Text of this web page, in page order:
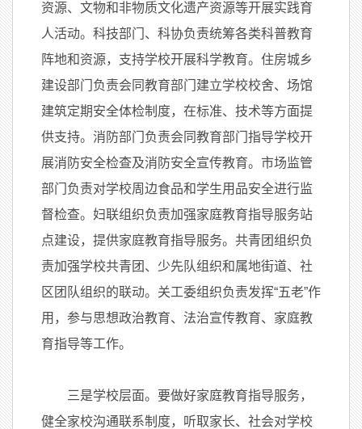
资源、文物和非物质文化遗产资源等开展实践育
人活动。科技部门、科协负责统筹各类科普教育
阵地和资源，支持学校开展科学教育。住房城乡
建设部门负责会同教育部门建立学校校舍、场馆
建筑定期安全体检制度，在标准、技术等方面提
供支持。消防部门负责会同教育部门指导学校开
展消防安全检查及消防安全宣传教育。市场监管
部门负责对学校周边食品和学生用品安全进行监
督检查。妇联组织负责加强家庭教育指导服务站
点建设，提供家庭教育指导服务。共青团组织负
责加强学校共青团、少先队组织和属地街道、社
区团队组织的联动。关工委组织负责发挥“五老”作
用，参与思想政治教育、法治宣传教育、家庭教
育指导等工作。
三是学校层面。要做好家庭教育指导服务，
健全家校沟通联系制度，听取家长、社会对学校